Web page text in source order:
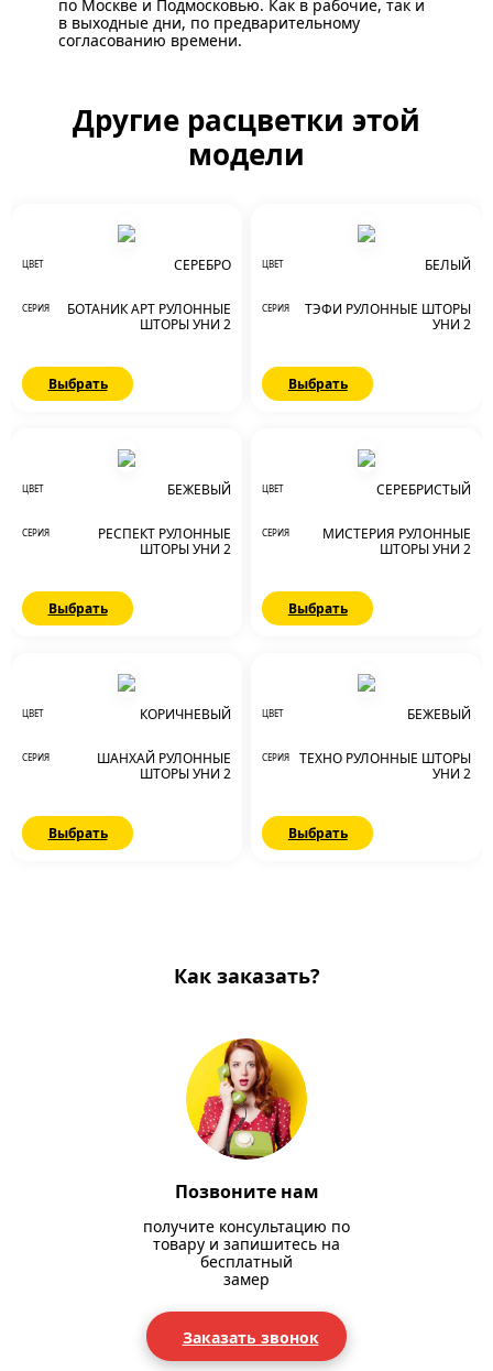
по Москве и Подмосковью. Как в рабочие, так и
в выходные дни, по предварительному
согласованию времени.
Другие расцветки этой
модели
ЦВЕТ СЕРЕБРО
СЕРИЯ
БОТАНИК АРТ РУЛОННЫЕ
ШТОРЫ УНИ 2
Выбрать
ЦВЕТ БЕЛЫЙ
СЕРИЯ
ТЭФИ РУЛОННЫЕ ШТОРЫ
УНИ 2
Выбрать
ЦВЕТ БЕЖЕВЫЙ
СЕРИЯ
РЕСПЕКТ РУЛОННЫЕ
ШТОРЫ УНИ 2
Выбрать
ЦВЕТ СЕРЕБРИСТЫЙ
СЕРИЯ
МИСТЕРИЯ РУЛОННЫЕ
ШТОРЫ УНИ 2
Выбрать
ЦВЕТ КОРИЧНЕВЫЙ
СЕРИЯ
ШАНХАЙ РУЛОННЫЕ
ШТОРЫ УНИ 2
Выбрать
ЦВЕТ БЕЖЕВЫЙ
СЕРИЯ
ТЕХНО РУЛОННЫЕ ШТОРЫ
УНИ 2
Выбрать
Как заказать?
Позвоните нам
получите консультацию по
товару и запишитесь на
бесплатный
замер
Заказать звонок